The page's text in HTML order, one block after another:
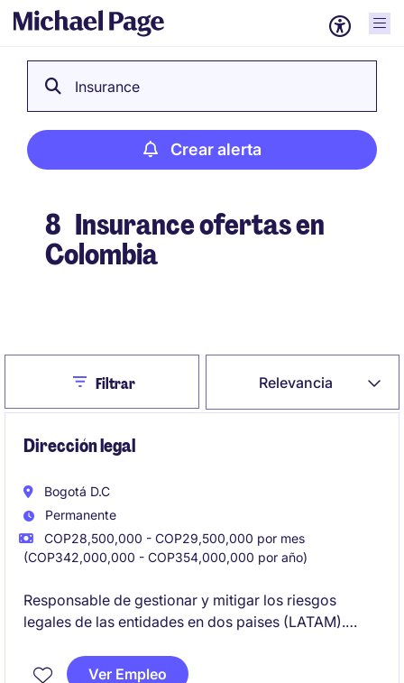
Insurance
Crear alerta
8 Insurance ofertas en
Colombia
Relevancia
CloseFiltrar
Dirección legal
Bogotá D.C
Permanente
COP28,500,000 - COP29,500,000 por mes
(COP342,000,000 - COP354,000,000 por año)
Responsable de gestionar y mitigar los riesgos
legales de las entidades en dos paises (LATAM).
Liderará el soporte legal estratégico para el negocio,
Ver Empleo